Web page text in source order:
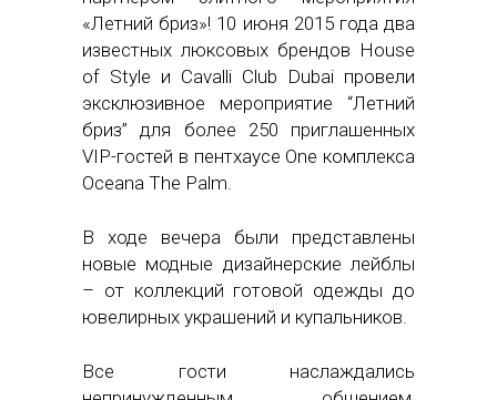
«Летний бриз»! 10 июня 2015 года два
известных люксовых брендов House
of Style и Cavalli Club Dubai провели
эксклюзивное мероприятие “Летний
бриз” для более 250 приглашенных
VIP-гостей в пентхаусе One комплекса
Oceana The Palm.
В ходе вечера были представлены
новые модные дизайнерские лейблы
– от коллекций готовой одежды до
ювелирных украшений и купальников.
Все гости наслаждались